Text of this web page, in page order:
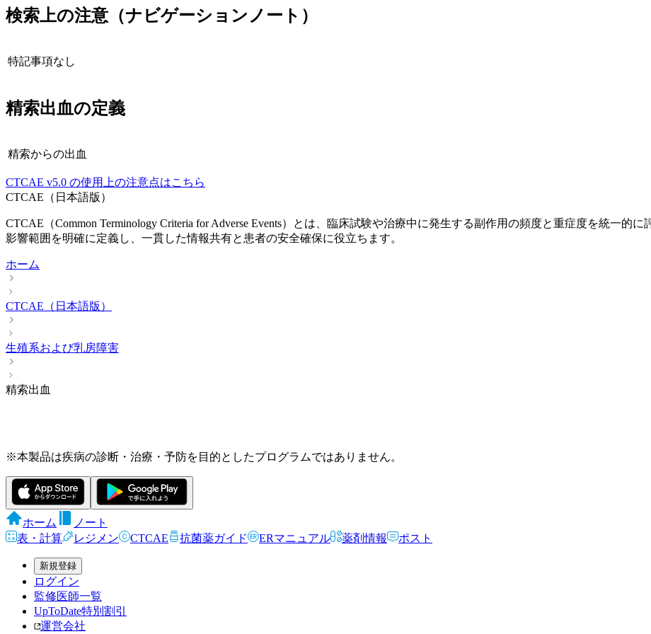
検索上の注意（ナビゲーションノート）
特記事項なし
精索出血の定義
精索からの出血
CTCAE v5.0 の使用上の注意点はこちら
CTCAE（日本語版）
CTCAE（Common Terminology Criteria for Adverse Events）とは、臨床試験や治療中に発生する副作用の頻度と重症度を統一的
影響範囲を明確に定義し、一貫した情報共有と患者の安全確保に役立ちます。
ホーム
CTCAE（日本語版）
生殖系および乳房障害
精索出血
※本製品は疾病の診断・治療・予防を目的としたプログラムではありません。
ホーム
ノート
表・計算
レジメン CTCAE 抗菌薬ガイド ERマニュアル 薬剤情報 ポスト
新規登録
ログイン
監修医師一覧
UpToDate特別割引
運営会社